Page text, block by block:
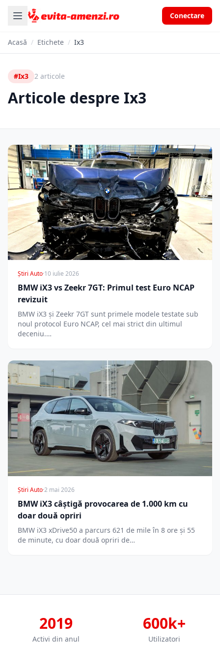
Conectare
Acasă / Etichete / Ix3
#Ix3 2 articole
Articole despre Ix3
Știri Auto·10 iulie 2026
BMW iX3 vs Zeekr 7GT: Primul test Euro NCAP
revizuit
BMW iX3 și Zeekr 7GT sunt primele modele testate sub
noul protocol Euro NCAP, cel mai strict din ultimul
deceniu.…
Știri Auto·2 mai 2026
BMW iX3 câștigă provocarea de 1.000 km cu
doar două opriri
BMW iX3 xDrive50 a parcurs 621 de mile în 8 ore și 55
de minute, cu doar două opriri de…
2019
Activi din anul
600k+
Utilizatori